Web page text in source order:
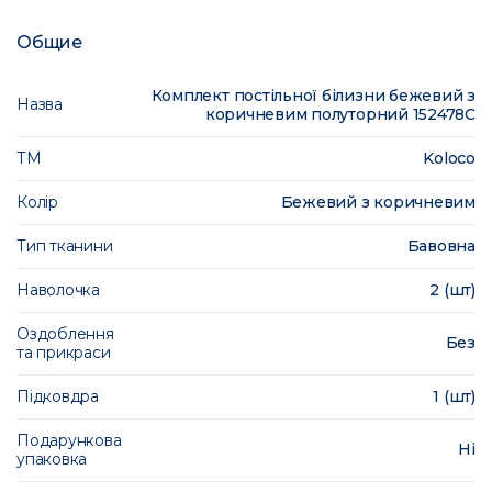
Общие
Назва
Комплект постільної білизни бежевий з
коричневим полуторний 152478C
ТМ Koloco
Колір Бежевий з коричневим
Тип тканини Бавовна
Наволочка 2 (шт)
Оздоблення
та прикраси
Без
Підковдра 1 (шт)
Подарункова
упаковка
Ні